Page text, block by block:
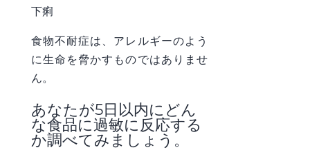
下痢
食物不耐症は、アレルギーのよう
に生命を脅かすものではありませ
ん。
あなたが5日以内にどん
な食品に過敏に反応する
か調べてみましょう。